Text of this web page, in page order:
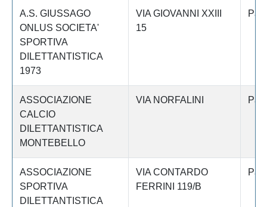
A.S. GIUSSAGO
ONLUS SOCIETA'
SPORTIVA
DILETTANTISTICA
1973
VIA GIOVANNI XXIII
15
ASSOCIAZIONE
CALCIO
DILETTANTISTICA
MONTEBELLO
VIA NORFALINI
ASSOCIAZIONE
SPORTIVA
DILETTANTISTICA
VIA CONTARDO
FERRINI 119/B